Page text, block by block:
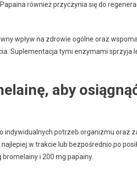
również przyczynia się do
wpływ na zdrowie ogólne oraz
Suplementacja tymi enzymami sprzyja
aby
indywidualnych potrzeb organizmu oraz
w trakcie lub bezpośrednio po
bromelainy i 200 mg papainy.